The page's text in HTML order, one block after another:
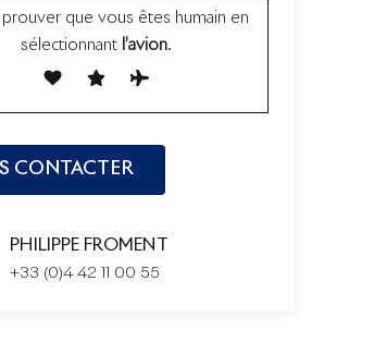
prouver que vous êtes humain en
sélectionnantl’avion.
PHILIPPE FROMENT
+33 (0)4 42 11 00 55